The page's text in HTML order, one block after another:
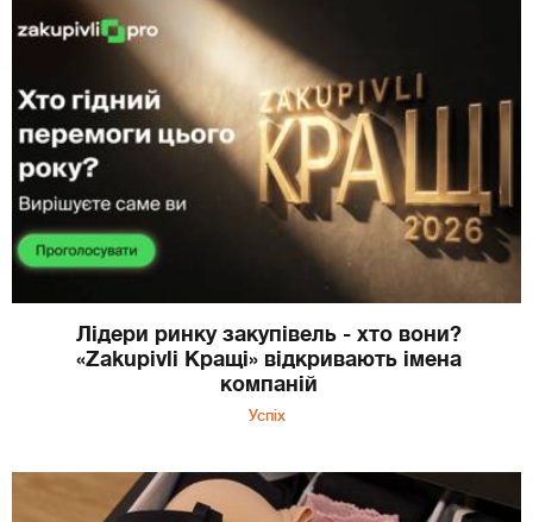
Лідери ринку закупівель - хто вони?
«Zakupivli Кращі» відкривають імена
компаній
Успіх